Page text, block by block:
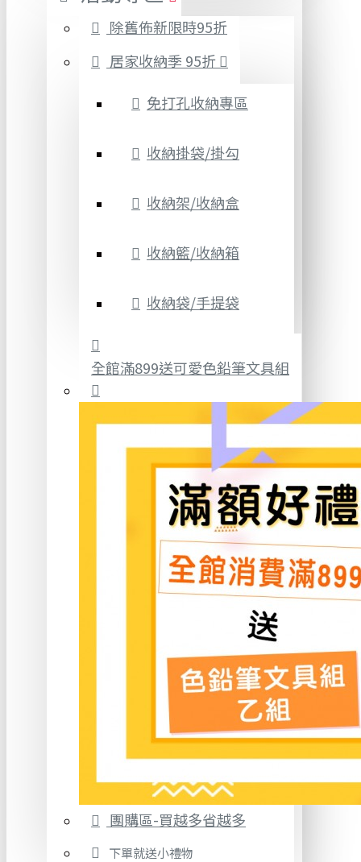
除舊佈新限時95折
居家收納季 95折
免打孔收納專區
收納掛袋/掛勾
收納架/收納盒
收納籃/收納箱
收納袋/手提袋
全館滿899送可愛色鉛筆文具組
團購區-買越多省越多
下單就送小禮物